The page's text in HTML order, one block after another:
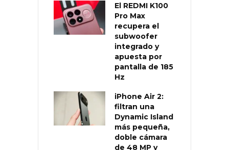
El REDMI K100
Pro Max
recupera el
subwoofer
integrado y
apuesta por
pantalla de 185
Hz
iPhone Air 2:
filtran una
Dynamic Island
más pequeña,
doble cámara
de 48 MP y